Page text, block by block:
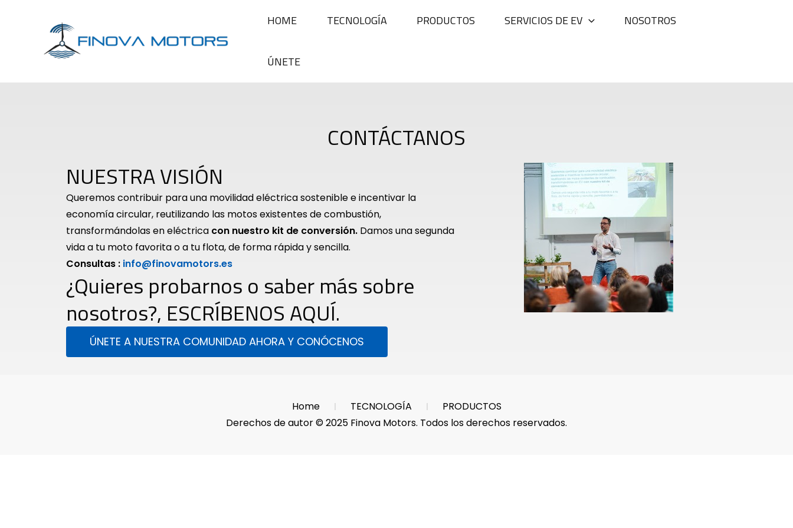
HOME TECNOLOGÍA PRODUCTOS SERVICIOS DE EV NOSOTROS
ÚNETE
CONTÁCTANOS
NUESTRA VISIÓN
Queremos contribuir para una movilidad eléctrica sostenible e incentivar la
economía circular, reutilizando las motos existentes de combustión,
transformándolas en eléctrica con nuestro kit de conversión. Damos una segunda
vida a tu moto favorita o a tu flota, de forma rápida y sencilla.
Consultas : info@finovamotors.es
¿Quieres probarnos o saber más sobre
nosotros?, ESCRÍBENOS AQUÍ.
ÚNETE A NUESTRA COMUNIDAD AHORA Y CONÓCENOS
Home TECNOLOGÍA
PRODUCTOS
Derechos de autor © 2025 Finova Motors. Todos los derechos reservados.